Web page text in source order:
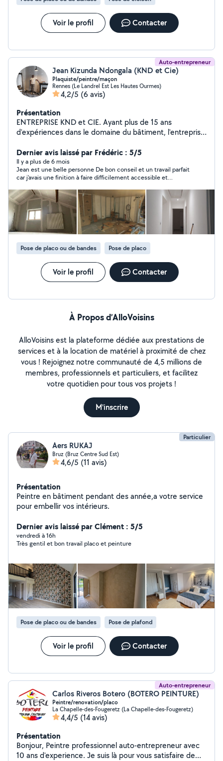
que je ne peux pas car vous n'êtes pas dans mon
périmètre ou bien pas dans le corp de métier auquel je
suis abonné dans ce cas n'hésitez pas à me téléphoner.
Voir le profil Contacter
Auto-entrepreneur
Jean Kizunda Ndongala (KND et Cie)
Plaquiste/peintre/maçon
Rennes (Le Landrel Est Les Hautes Ourmes)
4,2/5 (6 avis)
Présentation
ENTREPRISE KND et CIE. Ayant plus de 15 ans
d'expériences dans le domaine du bâtiment, l'entreprise
et rénovations Formation à l'AFPA de RENNES. - Travaux
de plâtrerie / peinture - coffrage - Maçonnerie (
Numéro SIRET et Assurance Décennal ) Travail de
qualité. Adapté à vos budgets.
Dernier avis laissé par Frédéric : 5/5
Il y a plus de 6 mois
Jean est une belle personne De bon conseil et un travail parfait
car j'avais une finition à faire difficilement accessible et
Pose de placo ou de bandes Pose de placo
Voir le profil Contacter
À Propos d’AlloVoisins
AlloVoisins est la plateforme dédiée aux prestations de
services et à la location de matériel à proximité de chez
vous ! Rejoignez notre communauté de 4,5 millions de
membres, professionnels et particuliers, et facilitez
votre quotidien pour tous vos projets !
M'inscrire
Particulier
Aers RUKAJ
Bruz (Bruz Centre Sud Est)
4,6/5 (11 avis)
Présentation
Peintre en bâtiment pendant des année,a votre service
pour embellir vos intérieurs.
Dernier avis laissé par Clément : 5/5
vendredi à 16h
Très gentil et bon travail placo et peinture
Pose de placo ou de bandes Pose de plafond
Voir le profil Contacter
Auto-entrepreneur
Carlos Riveros Botero (BOTERO PEINTURE)
Peintre/renovation/placo
La Chapelle-des-Fougeretz (La Chapelle-des-Fougeretz)
4,4/5 (14 avis)
Présentation
Bonjour, Peintre professionnel auto-entrepreneur avec
10 ans d'experience. Je suis là pour vous satisfaire de